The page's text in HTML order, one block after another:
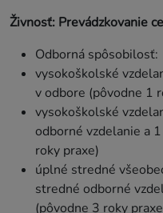
Živnosť: Prevádzkovanie
Odborná spôsobilosť:
vysokoškolské
v odbore (pôvodne 1
vysokoškolské
odborné vzdelanie a
roky praxe)
úplné stredné
stredné odborné
(pôvodne 3 roky